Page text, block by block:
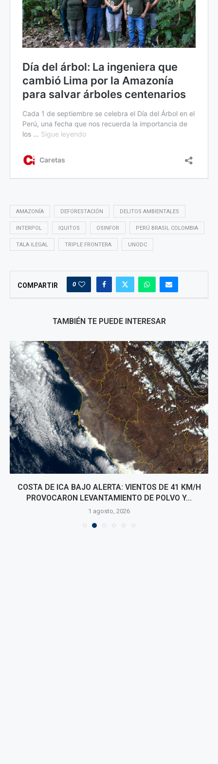
AMAZONÍA DEFORESTACIÓN DELITOS AMBIENTALES
INTERPOL IQUITOS OSINFOR PERÚ BRASIL COLOMBIA
TALA ILEGAL TRIPLE FRONTERA UNODC
COMPARTIR 0
TAMBIÉN TE PUEDE INTERESAR
COSTA DE ICA BAJO ALERTA: VIENTOS DE 41 KM/H
PROVOCARON LEVANTAMIENTO DE POLVO Y...
1 agosto, 2026